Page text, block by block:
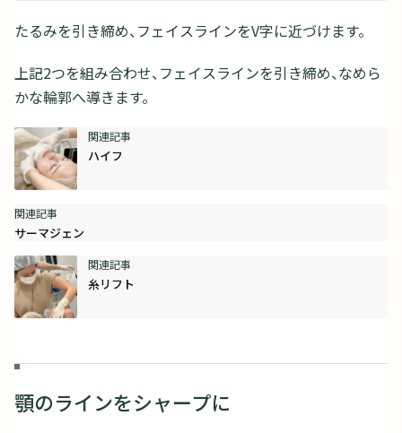
たるみを引き締め、フェイスラインをV字に近づけます。
上記2つを組み合わせ、フェイスラインを引き締め、なめら
かな輪郭へ導きます。
ハイフ
サーマジェン
糸リフト
顎のラインをシャープに